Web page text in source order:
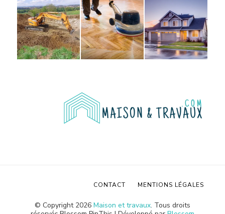
© Copyright 2026 Maison et travaux. Tous droits
CONTACT MENTIONS LÉGALES